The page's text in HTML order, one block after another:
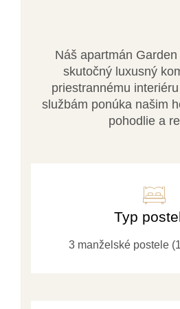
Náš apartmán
skutočný luxusný
priestrannému
službám ponúka našim
pohodlie a
Typ
3 manželské postele